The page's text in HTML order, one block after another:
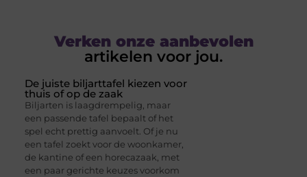
Verken onze aanbevolen
artikelen voor jou.
De juiste biljarttafel kiezen voor
thuis of op de zaak
Biljarten is laagdrempelig, maar
een passende tafel bepaalt of het
spel echt prettig aanvoelt. Of je nu
een tafel zoekt voor de woonkamer,
de kantine of een horecazaak, met
een paar gerichte keuzes voorkom